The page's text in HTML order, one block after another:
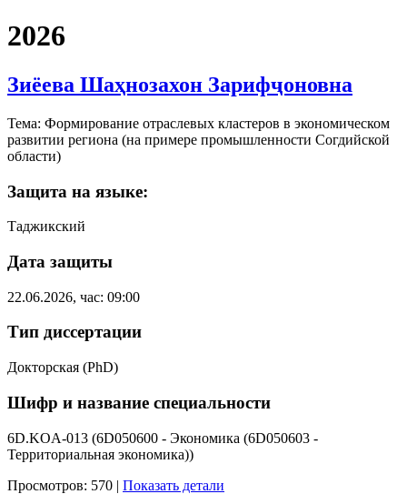
2026
Зиёева Шаҳнозахон Зарифҷоновна
Тема: Формирование отраслевых кластеров в экономическом
развитии региона (на примере промышленности Согдийской
области)
Защита на языке:
Таджикский
Дата защиты
22.06.2026, час: 09:00
Тип диссертации
Докторская (PhD)
Шифр и название специальности
6D.KOA-013 (6D050600 - Экономика (6D050603 -
Территориальная экономика))
Просмотров: 570 | Показать детали